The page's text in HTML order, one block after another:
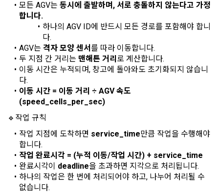
제 4 조 (약관의 해석)
1. 이 약관에서 규정하지 않은 사항에 관해서는 약관의규제등에
관한법률, 전기통신기본법, 전기통신사업법, 정보통신망이용촉
진등에관한법률, 전자상거래 등에서의 소비자보호에 관한 법률,
전자문서 및 전자거래기본법, 전자금융거래법, 전자서명법, 소
비자기본법 등의 관계법령에 따른다.
2. "회원"이 "회사"와 개별 계약을 체결하여 서비스를 이용하는
경우에는 개별 계약이 우선한다.
제 5 조 (이용계약의 성립)
1. "회원"이 이용신청(회원가입 신청) 작성 후에 "회사"가 웹 상
의 안내를 "회원"에게 통지함으로써 이용계약이 성립된다.
2. “회사”는 "회사"의 ‘데이콘 인재풀 등록’ 서비스를 이용하고자
하는 자가 본 약관과 개인정보취급방침을 읽고 이에 대하여 "동
의" 또는 "제출하기" 버튼을 누르는 경우 이를 서비스 이용에 대
대회 코드 링크1개, 구직 의향, 희망근무지역
선택 항목: 프로젝트 또는 대회 코드 링크(추가분), 기타 수상 경
력, 개인 운영 사이트 링크(GitHub, Linkedin 등) ,영상, ppt
3) 모바일 서비스 이용 시 수집되는 항목
모바일 서비스의 특성상 단말기 모델 정보가 수집될 수 있으나,
이는 개인을 식별할 수 없는 형태입니다.
4) 보상금 지급 시 수집하는 항목
필수항목: 본인 계좌정보(은행, 계좌번호), 주민등록번호(근거 :
소득세법)
5) 채용 합격 시, 기업의 요금 산정을 위한 수집 항목
필수항목: 합격자의 연봉정보
모든 AGV는 동시에 출발하며, 서로 충돌하지 않는다고 가정
합니다.
하나의 AGV ID에 반드시 모든 경로를 포함해야 합니
다.
AGV는 격자 모양 센서 를 따라 이동합니다.
두 지점 간 거리는 맨해튼 거리 로 계산합니다.
이동 시간은 누적되며, 창고에 돌아와도 초기화되지 않습니
다.
이동 시간 = 이동 거리 ÷ AGV 속도
(speed_cells_per_sec)
🔹 작업 규칙
작업 지점에 도착하면 service_time만큼 작업을 수행해야
합니다.
작업 완료시각 = (누적 이동/작업 시간) + service_time
완료시각이 deadline을 초과하면 지각으로 처리됩니다.
하나의 작업은 한 번에 처리되어야 하고, 나누어 처리될 수
없습니다.